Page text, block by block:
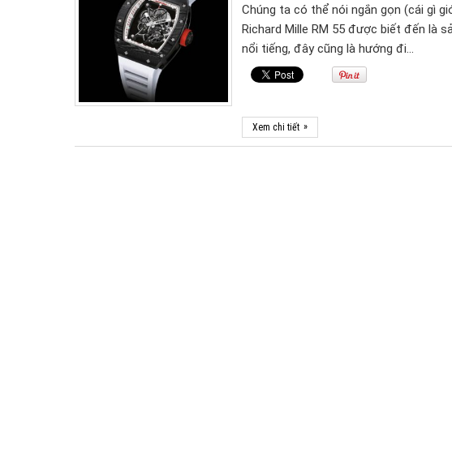
Chúng ta có thể nói ngắn gọn (cái gì
Richard Mille RM 55 được biết đến là
nổi tiếng, đây cũng là hướng đi…
Xem chi tiết »